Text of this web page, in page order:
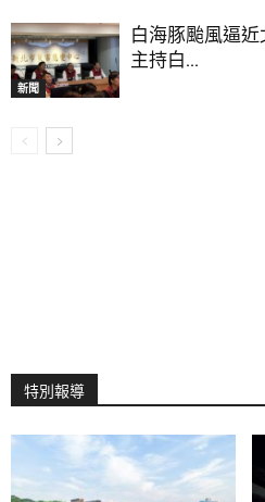
新聞
白海豚颱風逼
主持白...
特別報導